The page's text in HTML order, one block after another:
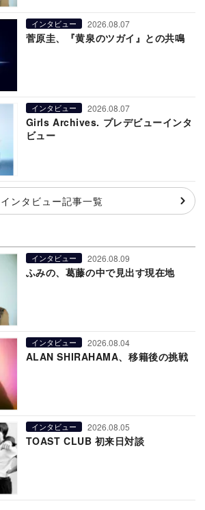
インタビュー 2026.08.07
菅原圭、『黄泉のツガイ』との共鳴
インタビュー 2026.08.07
Girls Archives. プレデビューインタ
ビュー
インタビュー記事一覧
インタビュー 2026.08.09
ふみの、葛藤の中で見出す現在地
インタビュー 2026.08.04
ALAN SHIRAHAMA、移籍後の挑戦
インタビュー 2026.08.05
TOAST CLUB 初来日対談